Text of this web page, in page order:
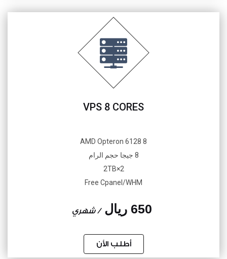
VPS 8 CORES
8 AMD Opteron 6128
8 جيجا حجم الرام
2×2TB
Free Cpanel/WHM
650 ريال / شهري
أطلب الأن